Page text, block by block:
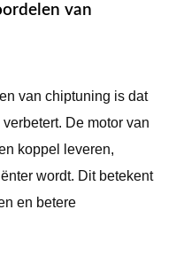
van
van chiptuning is dat
De motor van
koppel leveren,
wordt. Dit betekent
en betere